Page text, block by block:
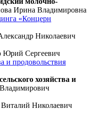
Ирина Владимировна
«Концерн
Николаевич
Юрий Сергеевич
и продовольствия
хозяйства и
Николаевич